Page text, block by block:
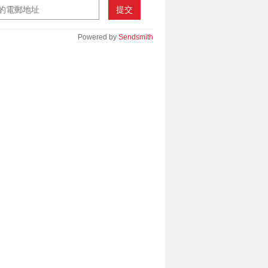
提交
Powered by Sendsmith